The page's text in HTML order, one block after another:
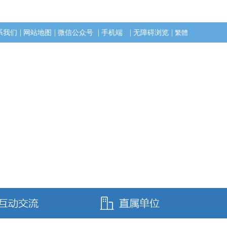
我们 | 网站地图 | 微信公众号 | 手机端 | 无障碍浏览 | 繁體